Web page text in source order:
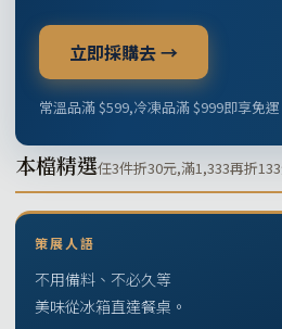
立即採購去 →
常溫品滿 $599,冷凍品滿 $999即享免運
本檔精選任3件折30元,滿1,333再折
策展人語
不用備料、不必久等
美味從冰箱直達餐桌。